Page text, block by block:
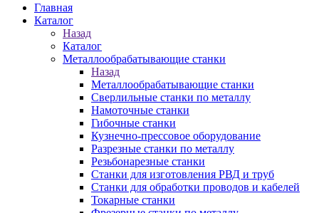
Главная
Каталог
Назад
Каталог
Металлообрабатывающие станки
Назад
Металлообрабатывающие станки
Сверлильные станки по металлу
Намоточные станки
Гибочные станки
Кузнечно-прессовое оборудование
Разрезные станки по металлу
Резьбонарезные станки
Станки для изготовления РВД и труб
Станки для обработки проводов и кабелей
Токарные станки